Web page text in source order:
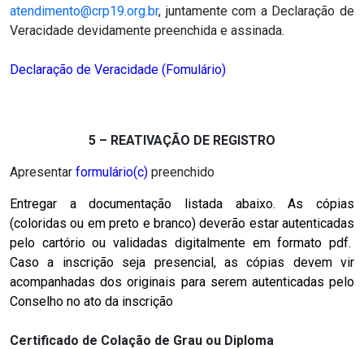
atendimento@crp19.org.br, juntamente com a Declaração de
Veracidade devidamente preenchida e assinada.
Declaração de Veracidade (Fomulário)
5 – REATIVAÇÃO DE REGISTRO
Apresentar formulário(c) preenchido
Entregar a documentação listada abaixo. As cópias
(coloridas ou em preto e branco) deverão estar autenticadas
pelo cartório ou validadas digitalmente em formato pdf.
Caso a inscrição seja presencial, as cópias devem vir
acompanhadas dos originais para serem autenticadas pelo
Conselho no ato da inscrição
Certificado de Colação de Grau ou Diploma